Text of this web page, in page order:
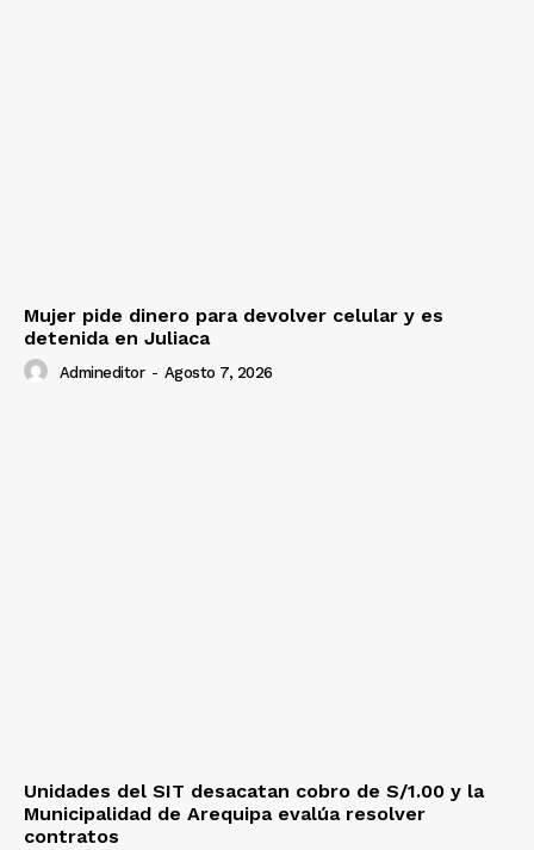
Mujer pide dinero para devolver celular y es
detenida en Juliaca
Admineditor - Agosto 7, 2026
Unidades del SIT desacatan cobro de S/1.00 y la
Municipalidad de Arequipa evalúa resolver
contratos